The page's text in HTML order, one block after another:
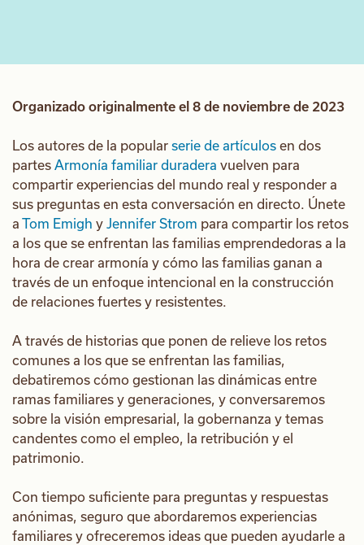
Organizado originalmente el 8 de noviembre de 2023
Los autores de la popular serie de artículos en dos
partes Armonía familiar duradera vuelven para
compartir experiencias del mundo real y responder a
sus preguntas en esta conversación en directo. Únete
a Tom Emigh y Jennifer Strom para compartir los retos
a los que se enfrentan las familias emprendedoras a la
hora de crear armonía y cómo las familias ganan a
través de un enfoque intencional en la construcción
de relaciones fuertes y resistentes.
A través de historias que ponen de relieve los retos
comunes a los que se enfrentan las familias,
debatiremos cómo gestionan las dinámicas entre
ramas familiares y generaciones, y conversaremos
sobre la visión empresarial, la gobernanza y temas
candentes como el empleo, la retribución y el
patrimonio.
Con tiempo suficiente para preguntas y respuestas
anónimas, seguro que abordaremos experiencias
familiares y ofreceremos ideas que pueden ayudarle a